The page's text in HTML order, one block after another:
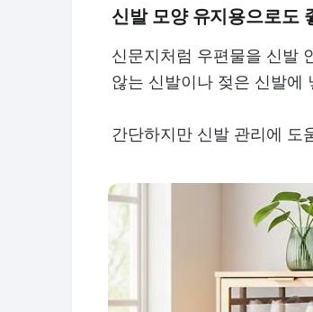
신발 모양 유지용으로도
신문지처럼 우편물을 신발
않는 신발이나 젖은 신발에
간단하지만 신발 관리에 도